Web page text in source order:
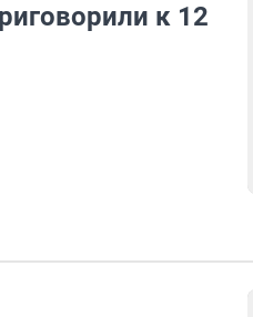
к 12